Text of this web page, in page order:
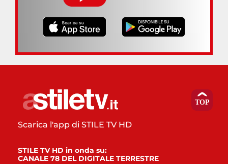
Scarica l'app di STILE TV HD
STILE TV HD in onda su:
CANALE 78 DEL DIGITALE TERRESTRE